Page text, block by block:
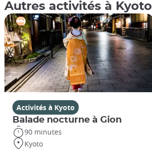
Autres activités à Kyoto
Activités à Kyoto
Balade nocturne à Gion
90 minutes
Kyoto